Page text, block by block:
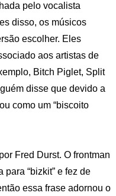
pelo vocalista
disso, os músicos
escolher. Eles
aos artistas de
Bitch Piglet, Split
disse que devido a
como um “biscoito
Fred Durst. O frontman
“bizkit” e fez de
essa frase adornou o